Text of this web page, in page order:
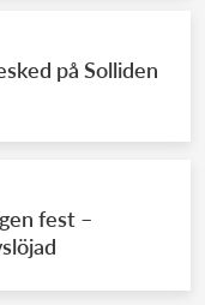
på Solliden
fest –